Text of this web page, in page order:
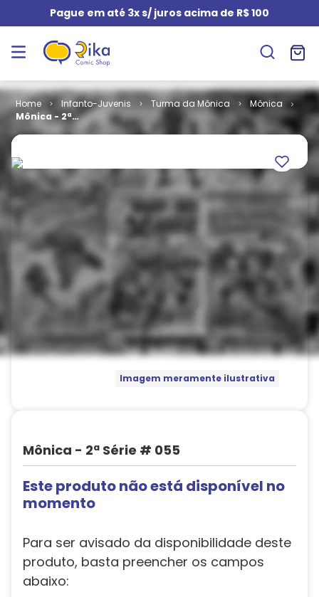
Pague em até 3x s/ juros acima de R$ 100
Infanto-Juvenis Turma da Mônica
Mônica
Mônica - 2ª
Série # 055
Imagem meramente ilustrativa
Mônica - 2ª Série # 055
Este produto não está disponível no
momento
Para ser avisado da disponibilidade deste
produto, basta preencher os campos
abaixo: